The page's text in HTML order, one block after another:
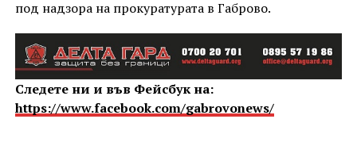
под надзора на прокуратурата в Габрово.
Следете ни и във Фейсбук на:
https://www.facebook.com/gabrovonews/